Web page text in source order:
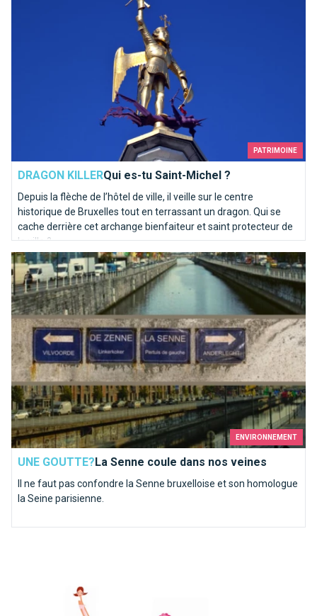
PATRIMOINE
DRAGON KILLERQui es-tu Saint-Michel ?
Depuis la flèche de l’hôtel de ville, il veille sur le centre
historique de Bruxelles tout en terrassant un dragon. Qui se
cache derrière cet archange bienfaiteur et saint protecteur de
la ville ?
ENVIRONNEMENT
UNE GOUTTE? La Senne coule dans nos veines
Il ne faut pas confondre la Senne bruxelloise et son homologue
la Seine parisienne.
La Senne coule dans nos veines